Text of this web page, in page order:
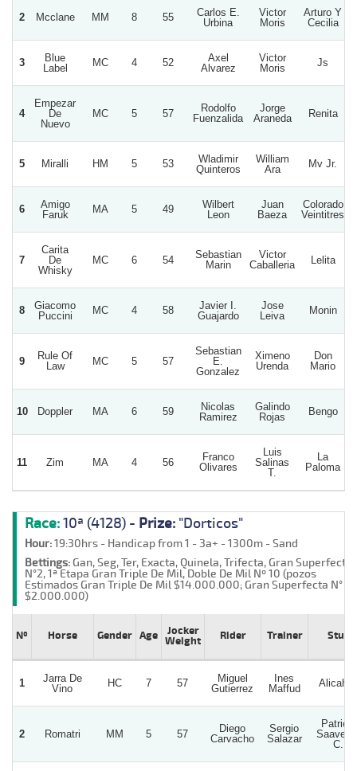
2 Mcclane MM 8 55
Carlos E.
Urbina
Victor
Moris
Arturo Y
Cecilia
3
Blue
Label
MC 4 52
Axel
Alvarez
Victor
Moris
Js
4
Empezar
De
Nuevo
MC 5 57
Rodolfo
Fuenzalida
Jorge
Araneda
Renita
5 Miralli HM 5 53
Wladimir
Quinteros
William
Ara
Mv Jr.
6
Amigo
Faruk
MA 5 49
Wilbert
Leon
Juan
Baeza
Colorado
Veintitres
7
Carita
De
Whisky
MC 6 54
Sebastian
Marin
Victor
Caballeria
Lelita
8
Giacomo
Puccini
MC 4 58
Javier I.
Guajardo
Jose
Leiva
Monin
9
Rule Of
Law
MC 5 57
Sebastian
E.
Gonzalez
Ximeno
Urenda
Don
Mario
10 Doppler MA 6 59
Nicolas
Ramirez
Galindo
Rojas
Bengo
11 Zim MA 4 56
Franco
Olivares
Luis
Salinas
T.
La
Paloma
Race:10ª (4128) - Prize: "Dorticos"
Hour:19:30hrs - Handicap from 1 - 3a+ - 1300m - Sand
Bettings:Gan, Seg, Ter, Exacta, Quinela, Trifecta, Gran Superfecta
N°2, 1ª Etapa Gran Triple De Mil, Doble De Mil Nº 10 (pozos
Estimados Gran Triple De Mil $14.000.000; Gran Superfecta N° 2
$2.000.000)
Nº Horse Gender Age
Jocker
Weight
Rider Trainer Stud
1
Jarra De
Vino
HC 7 57
Miguel
Gutierrez
Ines
Maffud
2 Romatri MM 5 57
Diego
Carvacho
Sergio
Salazar
Patricio
C.